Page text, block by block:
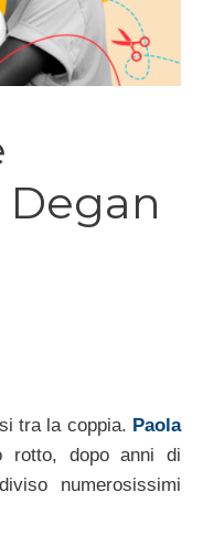
Degan
tra la coppia. Paola
rotto, dopo anni di
numerosissimi